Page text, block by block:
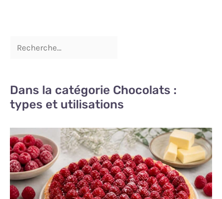
Dans la catégorie Chocolats :
types et utilisations